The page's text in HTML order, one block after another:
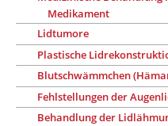
Medikament
Lidtumore
Plastische
Blutschwämmchen
Fehlstellungen der
Behandlung der